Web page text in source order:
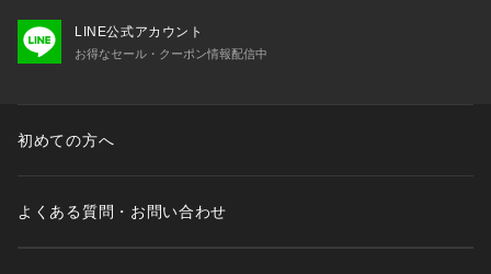
LINE公式アカウント
お得なセール・クーポン情報配信中
初めての方へ
よくある質問・お問い合わせ